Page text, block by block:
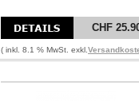
CHF
( inkl. 8.1 % MwSt. exkl.